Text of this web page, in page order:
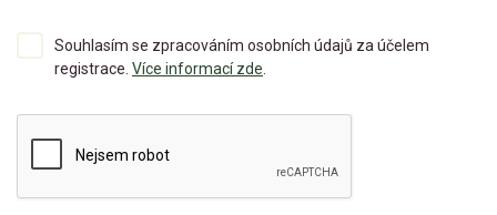
Souhlasím se zpracováním osobních údajů za účelem
registrace. Více informací zde.